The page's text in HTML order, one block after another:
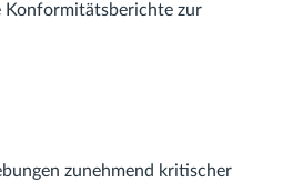
Konformitätsberichte zur
zunehmend kritischer